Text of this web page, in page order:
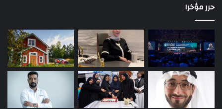
حرر مؤخرا